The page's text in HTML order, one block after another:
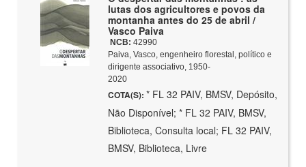
lutas dos agricultores e povos da
montanha antes do 25 de abril /
Vasco Paiva
NCB: 42990
Paiva, Vasco, engenheiro florestal, político e
dirigente associativo, 1950-
2020
COTA(S): * FL 32 PAIV, BMSV, Depósito,
Não Disponível; * FL 32 PAIV, BMSV,
Biblioteca, Consulta local; FL 32 PAIV,
BMSV, Biblioteca, Livre